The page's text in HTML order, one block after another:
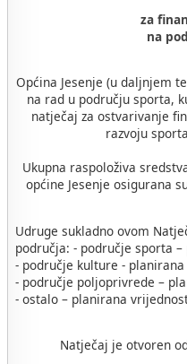
za
na
Općina Jesenje (u daljnjem
na rad u području sporta,
natječaj za ostvarivanje
razvoju
Ukupna raspoloživa
općine Jesenje osigurana
Udruge sukladno ovom
područja: - područje sporta
- područje kulture -
- područje poljoprivrede –
- ostalo – planirana
Natječaj je otvoren